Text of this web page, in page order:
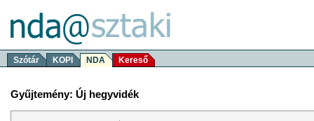
Szótár KOPI NDA Kereső
Gyűjtemény: Új hegyvidék